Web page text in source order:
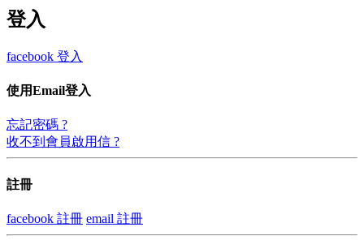
登入
facebook 登入
使用Email登入
忘記密碼 ?
收不到會員啟用信 ?
註冊
facebook 註冊 email 註冊